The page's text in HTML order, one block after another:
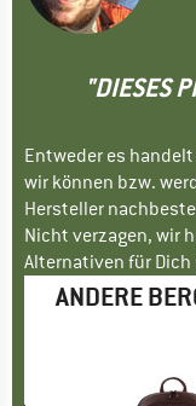
"DIESES
Entweder es
wir können bzw.
Hersteller
Nicht verzagen, wir
Alternativen für Dich
ANDERE